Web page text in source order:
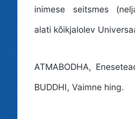
inimese seitsmes
alati kõikjalolev
ATMABODHA,
BUDDHI, Vaimne hing.